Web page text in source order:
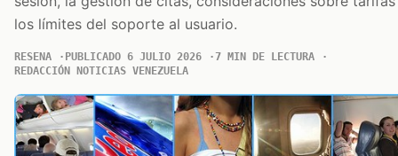
los límites del soporte al usuario.
RESENA PUBLICADO 6 JULIO 2026
7 MIN DE LECTURA
REDACCIÓN NOTICIAS VENEZUELA